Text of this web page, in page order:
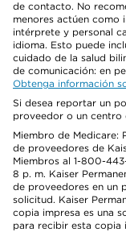
de contacto. No
menores actúen como
intérprete y personal
idioma. Esto puede
cuidado de la salud
de comunicación: en
Obtenga información
Si desea reportar un
proveedor o un centro
Miembro de Medicare:
de proveedores de
Miembros al 1-800-
8 p. m. Kaiser
de proveedores en un
solicitud. Kaiser
copia impresa es una
para recibir esta copia